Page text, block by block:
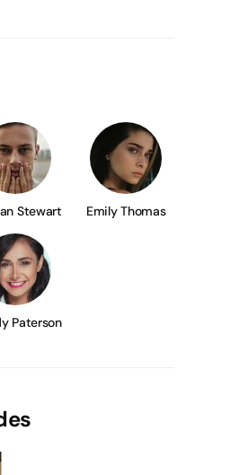
Stewart Emily Thomas
Paterson